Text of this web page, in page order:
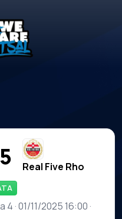
Real Five Rho
· 01/11/2025 16:00 ·